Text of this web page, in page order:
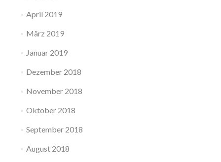
April 2019
März 2019
Januar 2019
Dezember 2018
November 2018
Oktober 2018
September 2018
August 2018